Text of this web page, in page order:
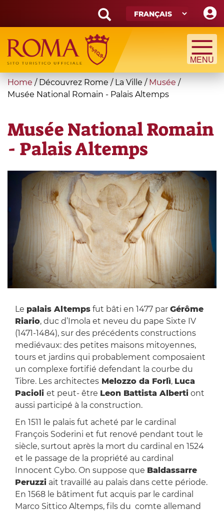
main
content
Search
form
Recherche
You
are
Home / Découvrez Rome / La Ville / Musée /
Musée National Romain - Palais Altemps
Musée National Romain
- Palais Altemps
Le palais Altempsfut bâti en 1477 par Gérôme
Riario, duc d’Imola et neveu du pape Sixte IV
(1471-1484), sur des précédents constructions
mediévaux: des petites maisons mitoyennes,
tours et jardins qui probablement composaient
un complexe fortifié defendant la courbe du
Tibre. Les architectesMelozzo da Forlì, Luca
Pacioli et peut- être Leon Battista Albertiont
aussi participé à la construction.
En 1511 le palais fut acheté par le cardinal
François Soderini et fut renové pendant tout le
siècle, surtout après la mort du cardinal en 1524
et le passage de la propriété au cardinal
Innocent Cybo. On suppose que Baldassarre
Peruzziait travaillé au palais dans cette période.
En 1568 le bâtiment fut acquis par le cardinal
Marco Sittico Altemps, fils du comte allemand